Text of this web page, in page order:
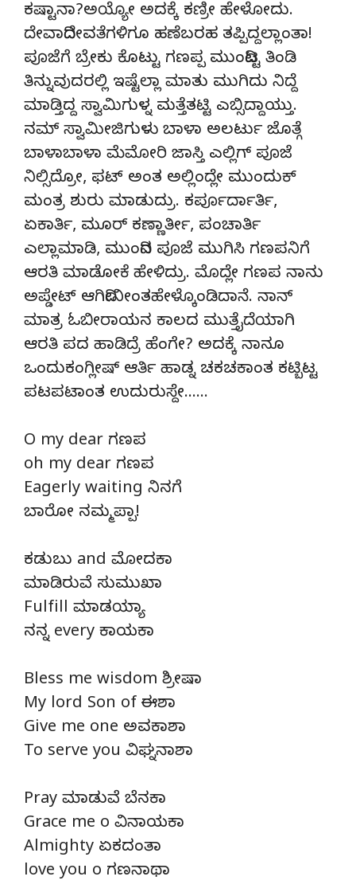
ಕಷ್ಟಾನಾ?ಅಯ್ಯೋ ಅದಕ್ಕೆ ಕಣ್ರೀ ಹೇಳೋದು.
ದೇವಾದಿದೇವತೆಗಳಿಗೂ ಹಣೆಬರಹ ತಪ್ಪಿದ್ದಲ್ಲಾಂತಾ!
ಪೂಜೆಗೆ ಬ್ರೇಕು ಕೊಟ್ಟು ಗಣಪ್ಪ ಮುಂದಿಟ್ಟ ತಿಂಡಿ
ತಿನ್ನುವುದರಲ್ಲಿ ಇಷ್ಟೆಲ್ಲಾ ಮಾತು ಮುಗಿದು ನಿದ್ದೆ
ಮಾಡ್ತಿದ್ದ ಸ್ವಾಮಿಗುಳ್ನ ಮತ್ತೆತಟ್ಟಿ ಎಬ್ಸಿದ್ದಾಯ್ತು.
ನಮ್ ಸ್ವಾಮೀಜಿಗುಳು ಬಾಳಾ ಅಲರ್ಟು ಜೊತ್ಗೆ
ಬಾಳಾಬಾಳಾ ಮೆಮೋರಿ ಜಾಸ್ತಿ ಎಲ್ಲಿಗ್ ಪೂಜೆ
ನಿಲ್ಸಿದ್ರೋ, ಫಟ್ ಅಂತ ಅಲ್ಲಿಂದ್ಲೇ ಮುಂದುಕ್
ಮಂತ್ರ ಶುರು ಮಾಡುದ್ರು. ಕರ್ಪೂರ್ದಾರ್ತಿ,
ಏಕಾರ್ತಿ, ಮೂರ್ ಕಣ್ಣಾರ್ತೀ, ಪಂಚಾರ್ತಿ
ಎಲ್ಲಾಮಾಡಿ, ಮುಂದಿನ ಪೂಜೆ ಮುಗಿಸಿ ಗಣಪನಿಗೆ
ಆರತಿ ಮಾಡೋಕೆ ಹೇಳಿದ್ರು. ಮೊದ್ಲೇ ಗಣಪ ನಾನು
ಅಪ್ಡೇಟ್ ಆಗಿದೀನೀಂತಹೇಳ್ಕೊಂಡಿದಾನೆ. ನಾನ್
ಮಾತ್ರ ಓಬೀರಾಯನ ಕಾಲದ ಮುತ್ತೈದೆಯಾಗಿ
ಆರತಿ ಪದ ಹಾಡಿದ್ರೆ ಹೆಂಗೇ? ಅದಕ್ಕೆ ನಾನೂ
ಒಂದುಕಂಗ್ಲೀಷ್ ಆರ್ತಿ ಹಾಡ್ನ ಚಕಚಕಾಂತ ಕಟ್ಬಿಟ್ಟ
ಪಟಪಟಾಂತ ಉದುರುಸ್ದೇ……
O my dear ಗಣಪ
oh my dear ಗಣಪ
Eagerly waiting ನಿನಗೆ
ಬಾರೋ ನಮ್ಮಪ್ಪಾ!
ಕಡುಬು and ಮೋದಕಾ
ಮಾಡಿರುವೆ ಸುಮುಖಾ
Fulfill ಮಾಡಯ್ಯಾ
ನನ್ನ every ಕಾಯಕಾ
Bless me wisdom ಶ್ರೀಷಾ
My lord Son of ಈಶಾ
Give me one ಅವಕಾಶಾ
To serve you ವಿಘ್ನನಾಶಾ
Pray ಮಾಡುವೆ ಬೆನಕಾ
Grace me o ವಿನಾಯಕಾ
Almighty ಏಕದಂತಾ
love you o ಗಣನಾಥಾ